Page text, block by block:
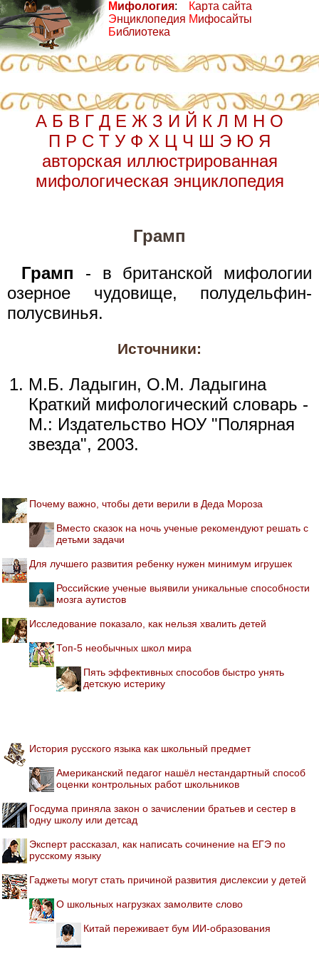
Мифология:
Энциклопедия
Библиотека
Карта сайта
Мифосайты
А Б В Г Д Е Ж З И Й К Л М Н О
П Р С Т У Ф Х Ц Ч Ш Э Ю Я
авторская иллюстрированная
мифологическая энциклопедия
Грамп
Грамп - в британской мифологии
озерное чудовище, полудельфин-
полусвинья.
Источники:
М.Б. Ладыгин, О.М. Ладыгина
Краткий мифологический словарь -
М.: Издательство НОУ "Полярная
звезда", 2003.
Почему важно, чтобы дети верили в Деда Мороза
Вместо сказок на ночь ученые рекомендуют решать с
детьми задачи
Для лучшего развития ребенку нужен минимум игрушек
Российские ученые выявили уникальные способности
мозга аутистов
Исследование показало, как нельзя хвалить детей
Топ-5 необычных школ мира
Пять эффективных способов быстро унять
детскую истерику
История русского языка как школьный предмет
Американский педагог нашёл нестандартный способ
оценки контрольных работ школьников
Госдума приняла закон о зачислении братьев и сестер в
одну школу или детсад
Эксперт рассказал, как написать сочинение на ЕГЭ по
русскому языку
Гаджеты могут стать причиной развития дислексии у детей
О школьных нагрузках замолвите слово
Китай переживает бум ИИ-образования